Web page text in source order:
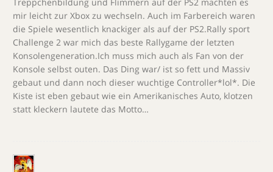
mir leicht zur Xbox zu wechseln. Auch im Farbereich waren
die Spiele wesentlich knackiger als auf der PS2.Rally sport
Challenge 2 war mich das beste Rallygame der letzten
Konsolengeneration.Ich muss mich auch als Fan von der
Konsole selbst outen. Das Ding war/ ist so fett und Massiv
gebaut und dann noch dieser wuchtige Controller*lol*. Die
Kiste ist eben gebaut wie ein Amerikanisches Auto, klotzen
statt kleckern lautete das Motto…